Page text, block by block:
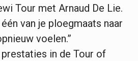
Tour met Arnaud De Lie.
van je ploegmaats naar
voelen.”
in de Tour of